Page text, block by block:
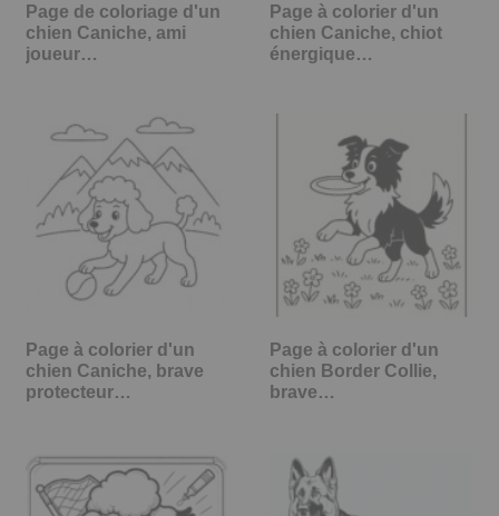
Page de coloriage d'un
chien Caniche, ami
joueur…
Page à colorier d'un
chien Caniche, chiot
énergique…
Page à colorier d'un
chien Caniche, brave
protecteur…
Page à colorier d'un
chien Border Collie,
brave…